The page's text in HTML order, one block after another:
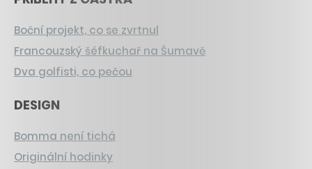
Boční projekt, co se zvrtnul
Francouzský šéfkuchař na Šumavě
Dva golfisti, co pečou
DESIGN
Bomma není tichá
Originální hodinky